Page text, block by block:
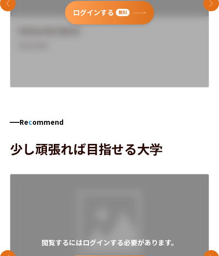
ログインする 無料
前のスライド 次
Recommend
少し頑張れば目指せる大学
閲覧するにはログインする必要があります。